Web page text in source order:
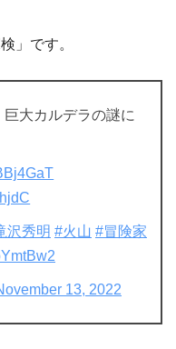
」です。
大カルデラの謎に
沢秀明 #火山 #冒険家
13, 2022